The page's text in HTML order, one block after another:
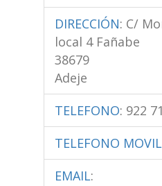
DIRECCIÓN: C/
local 4 Fañabe
38679
Adeje
TELEFONO: 922
TELEFONO MOVIL
EMAIL: